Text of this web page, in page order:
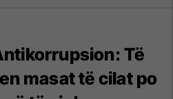
Të
masat të cilat po